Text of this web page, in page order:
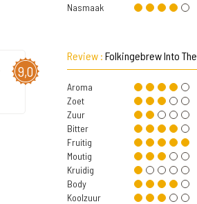
Nasmaak
9,0
Review : Folkingebrew Into
Aroma
Zoet
Zuur
Bitter
Fruitig
Moutig
Kruidig
Body
Koolzuur